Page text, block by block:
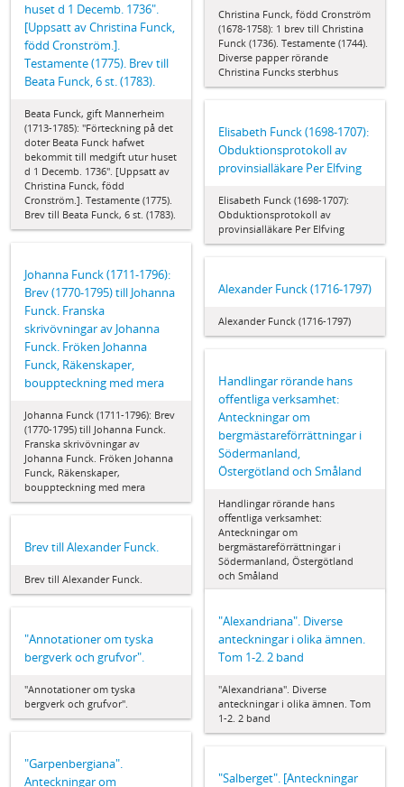
Christina Funck, född Cronström
(1678-1758): 1 brev till Christina
Funck (1736). Testamente (1744).
Diverse papper rörande
Christina Funcks sterbhus
huset d 1 Decemb. 1736".
[Uppsatt av Christina Funck,
född Cronström.].
Testamente (1775). Brev till
Beata Funck, 6 st. (1783).
Beata Funck, gift Mannerheim
(1713-1785): "Förteckning på det
doter Beata Funck hafwet
bekommit till medgift utur huset
d 1 Decemb. 1736". [Uppsatt av
Christina Funck, född
Cronström.]. Testamente (1775).
Brev till Beata Funck, 6 st. (1783).
Elisabeth Funck (1698-1707):
Obduktionsprotokoll av
provinsialläkare Per Elfving
Elisabeth Funck (1698-1707):
Obduktionsprotokoll av
provinsialläkare Per Elfving
Johanna Funck (1711-1796):
Brev (1770-1795) till Johanna
Funck. Franska
skrivövningar av Johanna
Funck. Fröken Johanna
Funck, Räkenskaper,
bouppteckning med mera
Johanna Funck (1711-1796): Brev
(1770-1795) till Johanna Funck.
Franska skrivövningar av
Johanna Funck. Fröken Johanna
Funck, Räkenskaper,
bouppteckning med mera
Alexander Funck (1716-1797)
Alexander Funck (1716-1797)
Handlingar rörande hans
offentliga verksamhet:
Anteckningar om
bergmästareförrättningar i
Södermanland,
Östergötland och Småland
Handlingar rörande hans
offentliga verksamhet:
Anteckningar om
bergmästareförrättningar i
Södermanland, Östergötland
och Småland
Brev till Alexander Funck.
Brev till Alexander Funck.
"Alexandriana". Diverse
anteckningar i olika ämnen.
Tom 1-2. 2 band
"Alexandriana". Diverse
anteckningar i olika ämnen. Tom
1-2. 2 band
"Annotationer om tyska
bergverk och grufvor".
"Annotationer om tyska
bergverk och grufvor".
"Garpenbergiana".
Anteckningar om
"Salberget". [Anteckningar